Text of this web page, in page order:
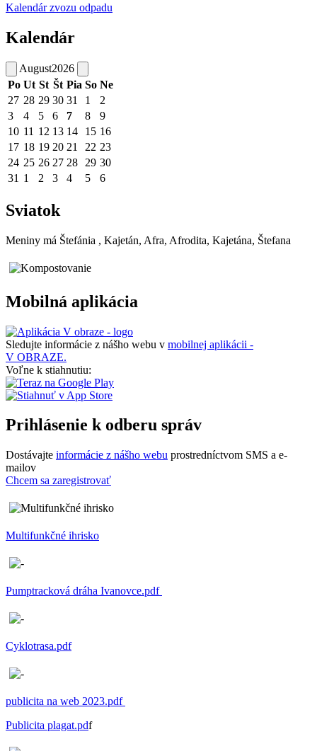
Kalendár zvozu odpadu
Kalendár
August2026
Po Ut St Št Pia So Ne
27 28 29 30 31 1
2
3
4 5 6 7 8
9
10 11 12 13 14 15 16
17 18 19 20 21 22 23
24 25 26 27 28 29 30
31 1 2 3 4 5 6
Sviatok
Meniny má Štefánia , Kajetán, Afra, Afrodita, Kajetána, Štefana
Mobilná aplikácia
Sledujte informácie z nášho webu v mobilnej aplikácii -
V OBRAZE.
Voľne k stiahnutiu:
Prihlásenie k odberu správ
Dostávajte informácie z nášho webu prostredníctvom SMS a e-
mailov
Chcem sa zaregistrovať
Multifunkčné ihrisko
Pumptracková dráha Ivanovce.pdf
Cyklotrasa.pdf
publicita na web 2023.pdf
Publicita plagat.pdf